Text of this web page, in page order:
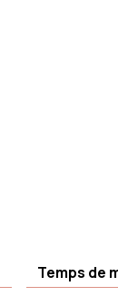
Temps de